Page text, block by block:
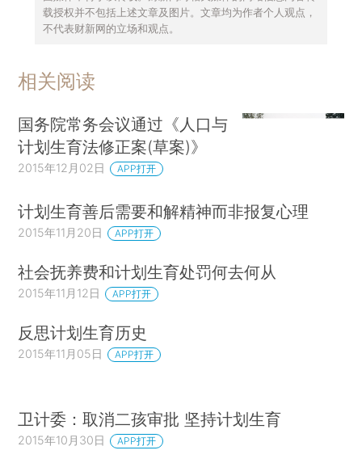
载授权并不包括上述文章及图片。文章均为作者个人观点，
不代表财新网的立场和观点。
相关阅读
国务院常务会议通过《人口与
计划生育法修正案(草案)》
2015年12月02日 APP打开
计划生育善后需要和解精神而非报复心理
2015年11月20日 APP打开
社会抚养费和计划生育处罚何去何从
2015年11月12日 APP打开
反思计划生育历史
2015年11月05日 APP打开
卫计委：取消二孩审批 坚持计划生育
2015年10月30日 APP打开